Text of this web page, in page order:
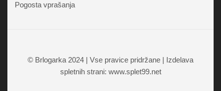
Pogosta vprašanja
© Brlogarka 2024 | Vse pravice pridržane | Izdelava
spletnih strani: www.splet99.net